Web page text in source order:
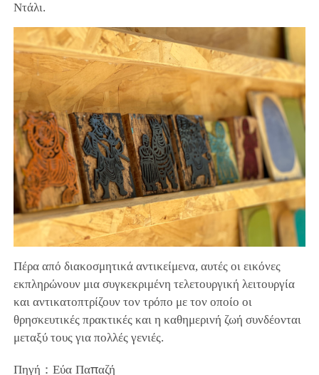
Ντάλι.
Πέρα από διακοσμητικά αντικείμενα, αυτές οι εικόνες
εκπληρώνουν μια συγκεκριμένη τελετουργική λειτουργία
και αντικατοπτρίζουν τον τρόπο με τον οποίο οι
θρησκευτικές πρακτικές και η καθημερινή ζωή συνδέονται
μεταξύ τους για πολλές γενιές.
Πηγή：Εύα Παπαζή